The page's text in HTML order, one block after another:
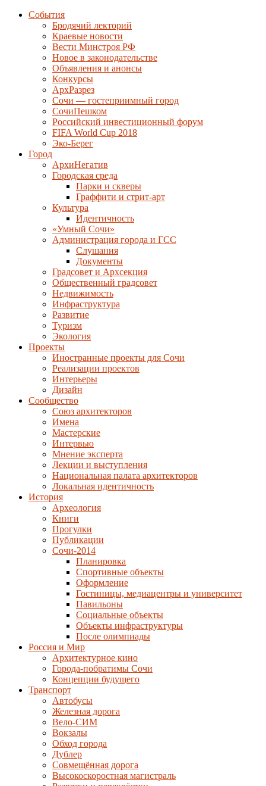
События
Бродячий лекторий
Краевые новости
Вести Минстроя РФ
Новое в законодательстве
Объявления и анонсы
Конкурсы
АрхРазрез
Сочи — гостеприимный город
СочиПешком
Российский инвестиционный форум
FIFA World Cup 2018
Эко-Берег
Город
АрхиНегатив
Городская среда
Парки и скверы
Граффити и стрит-арт
Культура
Идентичность
«Умный Сочи»
Администрация города и ГСС
Слушания
Документы
Градсовет и Архсекция
Общественный градсовет
Недвижимость
Инфраструктура
Развитие
Туризм
Экология
Проекты
Иностранные проекты для Сочи
Реализации проектов
Интерьеры
Дизайн
Сообщество
Союз архитекторов
Имена
Мастерские
Интервью
Мнение эксперта
Лекции и выступления
Национальная палата архитекторов
Локальная идентичность
История
Археология
Книги
Прогулки
Публикации
Сочи-2014
Планировка
Спортивные объекты
Оформление
Гостиницы, медиацентры и университет
Павильоны
Социальные объекты
Объекты инфраструктуры
После олимпиады
Россия и Мир
Архитектурное кино
Города-побратимы Сочи
Концепции будущего
Транспорт
Автобусы
Железная дорога
Вело-СИМ
Вокзалы
Обход города
Дублер
Совмещённая дорога
Высокоскоростная магистраль